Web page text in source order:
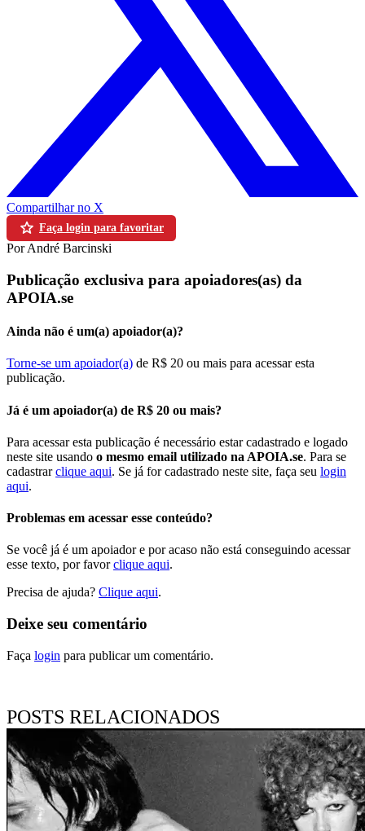
Compartilhar no X
Faça login para favoritar
Por André Barcinski
Publicação exclusiva para apoiadores(as) da
APOIA.se
Ainda não é um(a) apoiador(a)?
Torne-se um apoiador(a) de R$ 20 ou mais para acessar esta
publicação.
Já é um apoiador(a) de R$ 20 ou mais?
Para acessar esta publicação é necessário estar cadastrado e logado
neste site usando o mesmo email utilizado na APOIA.se. Para se
cadastrarclique aqui. Se já for cadastrado neste site, faça seu login
aqui.
Problemas em acessar esse conteúdo?
Se você já é um apoiador e por acaso não está conseguindo acessar
esse texto, por favorclique aqui.
Precisa de ajuda? Clique aqui.
Deixe seu comentário
Faça login para publicar um comentário.
POSTS RELACIONADOS